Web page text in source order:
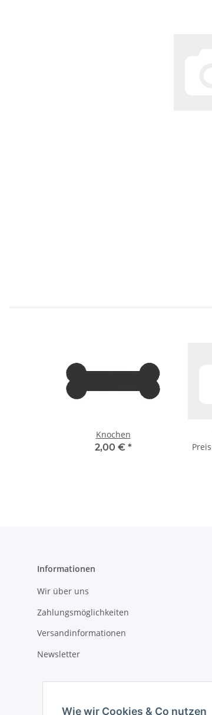
Knochen
2,00 € *
Informationen
Wir über uns
Zahlungsmöglichkeiten
Versandinformationen
Newsletter
Wie wir Cookies & Co nutzen